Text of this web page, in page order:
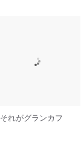
れがグランカフ